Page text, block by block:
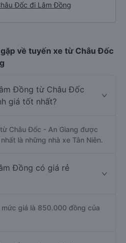
Đốc đi Lâm Đồng
về tuyến xe từ Châu Đốc
Đồng từ Châu Đốc
giá tốt nhất?
Châu Đốc - An Giang được
là những nhà xe Tân Niên.
Đồng có giá rẻ
mức giá là 850.000 đồng của